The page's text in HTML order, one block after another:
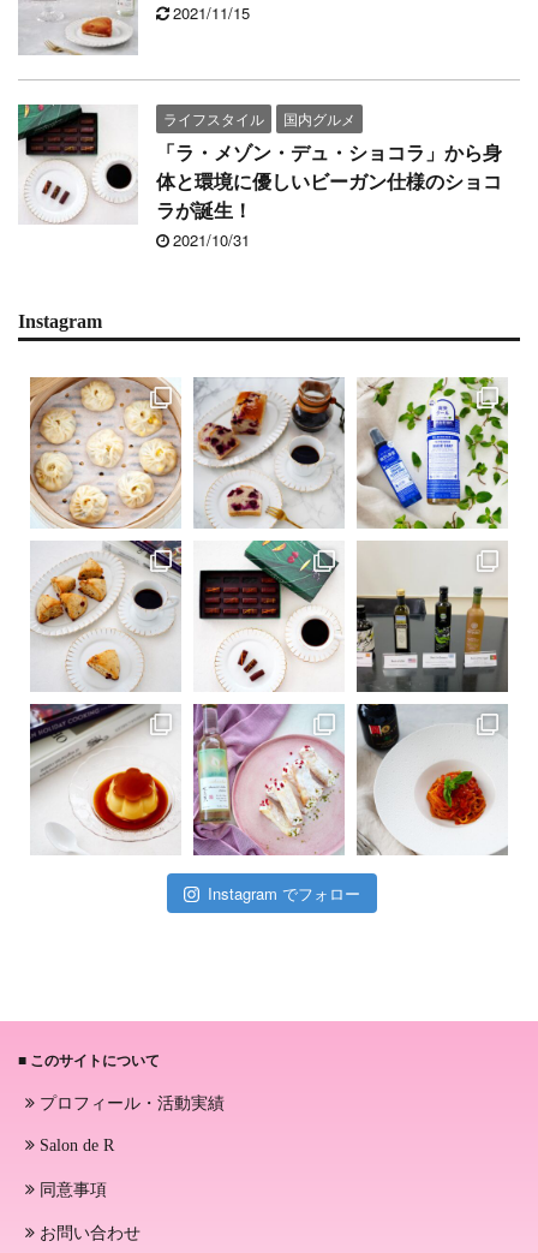
2021/11/15
ライフスタイル
国内グルメ
「ラ・メゾン・デュ・ショコラ」から身
体と環境に優しいビーガン仕様のショコ
ラが誕生！
2021/10/31
Instagram
Instagram でフォロー
■ このサイトについて
プロフィール・活動実績
Salon de R
同意事項
お問い合わせ